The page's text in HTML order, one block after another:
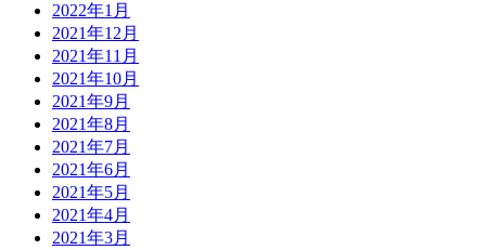
2022年1月
2021年12月
2021年11月
2021年10月
2021年9月
2021年8月
2021年7月
2021年6月
2021年5月
2021年4月
2021年3月